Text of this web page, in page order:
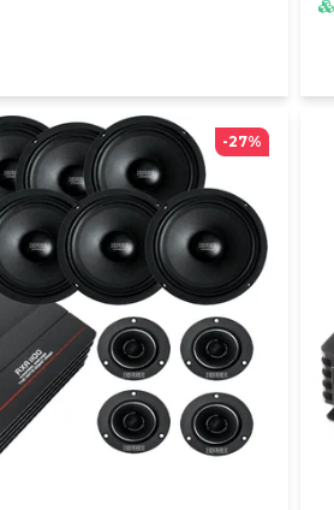
-27%